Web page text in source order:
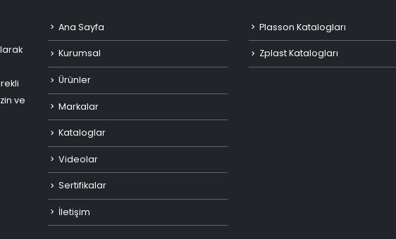
ve
Ana Sayfa
Kurumsal
Ürünler
Markalar
Kataloglar
Videolar
Sertifikalar
İletişim
Plasson Katalogları
Zplast Katalogları